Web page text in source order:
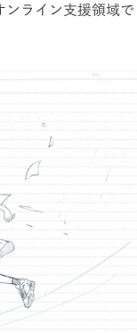
ンライン支援領域で